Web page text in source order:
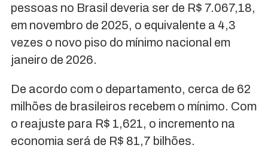
pessoas no Brasil deveria ser de R$ 7.067,18,
em novembro de 2025, o equivalente a 4,3
vezes o novo piso do mínimo nacional em
janeiro de 2026.
De acordo com o departamento, cerca de 62
milhões de brasileiros recebem o mínimo. Com
o reajuste para R$ 1,621, o incremento na
economia será de R$ 81,7 bilhões.